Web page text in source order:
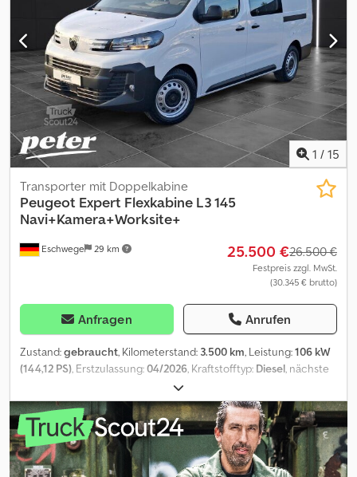
Antriebs-Schlupfregelung (ASR), Bordcomputer, Dachablage /
Ablagegalerie Dach vorn, Karosserie/Aufbau: Pritsche
Doppelkabine Standard, Motor 2,2 Ltr. - 96 kW HDi FAP KAT,
Radstand 4035 mm, Schadstoffarm nach Abgasnorm Euro 5,
Sitzbezug / Polsterung: Stoff, Sitze im Fahrerhaus:
Beifahrerdoppelsitz mit Kopfstützen
1 / 15
Eschwege 29 km
Transporter mit Doppelkabine
Peugeot Expert Flexkabine L3 145
Navi+Kamera+Worksite+
25.500 €26.500 €
Festpreis zzgl. MwSt.
(30.345 € brutto)
Anfragen Anrufen
Zustand:gebraucht, Kilometerstand: 3.500 km, Leistung:106 kW
(144,12 PS), Erstzulassung:04/2026, Kraftstofftyp: Diesel, nächste
, Kraftstoff:
Fahrerkabine:Sonstige, Getriebetyp:mechanisch,
Emissionsklasse:Euro6 , Anzahl der Sitzplätze:6, Ausstattung:ABS,
Airbag, Anhängerkupplung, Bordcomputer, Elektronisches
Stabilitätsprogramm (ESP), Gebrauchtwagengarantie,
Klimaanlage, Navigationssystem, Parksensoren, Rußfilter,